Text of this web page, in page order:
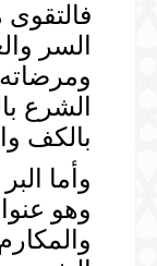
السر
الشرع
بالكف
وأما
وهو